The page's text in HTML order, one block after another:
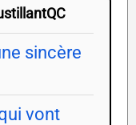
sincère
vont